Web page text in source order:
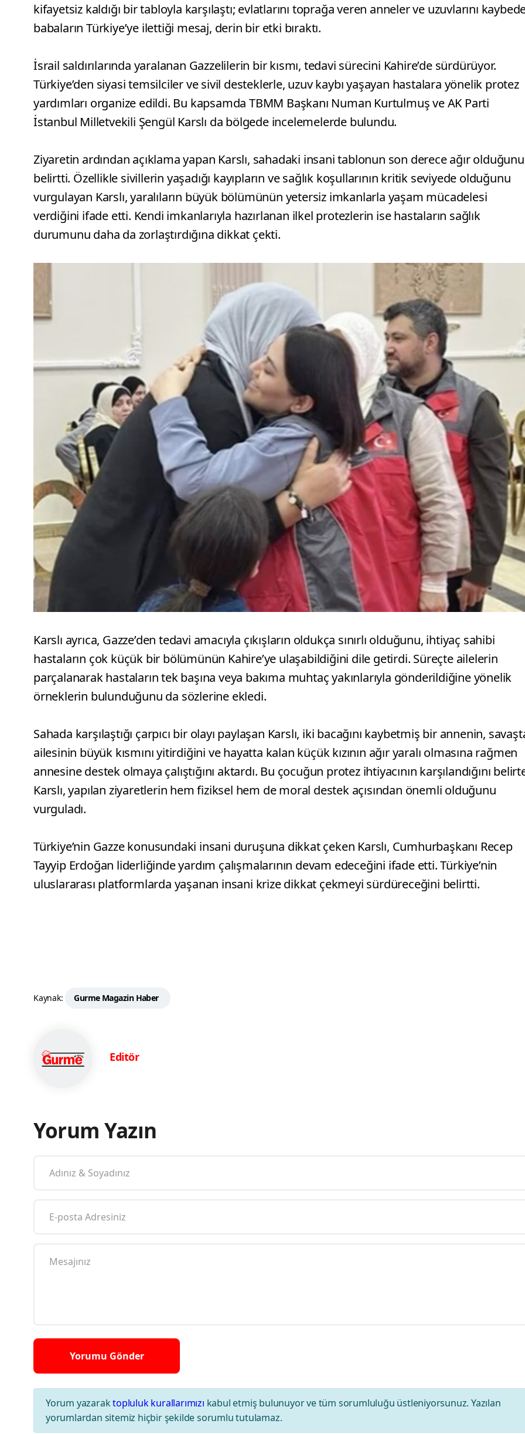
kifayetsiz kaldığı bir tabloyla karşılaştı; evlatlarını toprağa veren anneler ve uzuvlarını
babaların Türkiye’ye ilettiği mesaj, derin bir etki bıraktı.
İsrail saldırılarında yaralanan Gazzelilerin bir kısmı, tedavi sürecini Kahire’de sürdürüyor.
Türkiye’den siyasi temsilciler ve sivil desteklerle, uzuv kaybı yaşayan hastalara yönelik protez
yardımları organize edildi. Bu kapsamda TBMM Başkanı Numan Kurtulmuş ve AK Parti
İstanbul Milletvekili Şengül Karslı da bölgede incelemelerde bulundu.
Ziyaretin ardından açıklama yapan Karslı, sahadaki insani tablonun son derece ağır olduğunu
belirtti. Özellikle sivillerin yaşadığı kayıpların ve sağlık koşullarının kritik seviyede olduğunu
vurgulayan Karslı, yaralıların büyük bölümünün yetersiz imkanlarla yaşam mücadelesi
verdiğini ifade etti. Kendi imkanlarıyla hazırlanan ilkel protezlerin ise hastaların sağlık
durumunu daha da zorlaştırdığına dikkat çekti.
Karslı ayrıca, Gazze’den tedavi amacıyla çıkışların oldukça sınırlı olduğunu, ihtiyaç sahibi
hastaların çok küçük bir bölümünün Kahire’ye ulaşabildiğini dile getirdi. Süreçte ailelerin
parçalanarak hastaların tek başına veya bakıma muhtaç yakınlarıyla gönderildiğine yönelik
örneklerin bulunduğunu da sözlerine ekledi.
Sahada karşılaştığı çarpıcı bir olayı paylaşan Karslı, iki bacağını kaybetmiş bir annenin,
ailesinin büyük kısmını yitirdiğini ve hayatta kalan küçük kızının ağır yaralı olmasına rağmen
annesine destek olmaya çalıştığını aktardı. Bu çocuğun protez ihtiyacının karşılandığını
Karslı, yapılan ziyaretlerin hem fiziksel hem de moral destek açısından önemli olduğunu
vurguladı.
Türkiye’nin Gazze konusundaki insani duruşuna dikkat çeken Karslı, Cumhurbaşkanı Recep
Tayyip Erdoğan liderliğinde yardım çalışmalarının devam edeceğini ifade etti. Türkiye’nin
uluslararası platformlarda yaşanan insani krize dikkat çekmeyi sürdüreceğini belirtti.
Kaynak: Gurme Magazin Haber
Editör
Yorum Yazın
Yorum yazaraktopluluk kurallarımızı kabul etmiş bulunuyor ve tüm sorumluluğu üstleniyorsunuz. Yazılan
yorumlardan sitemiz hiçbir şekilde sorumlu tutulamaz.